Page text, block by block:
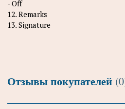
- Off
12. Remarks
13. Signature
Отзывы покупателей